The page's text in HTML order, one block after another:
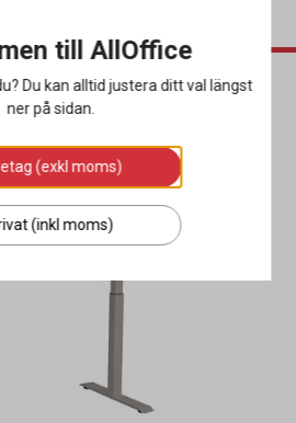
till AllOffice
Du kan alltid justera ditt val längst
ner på sidan.
(exkl moms)
(inkl moms)